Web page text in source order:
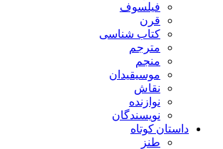
فیلسوف
قرن
کتاب شناسی
مترجم
منجم
موسیقیدان
نقاش
نوازنده
نویسندگان
داستان کوتاه
طنز